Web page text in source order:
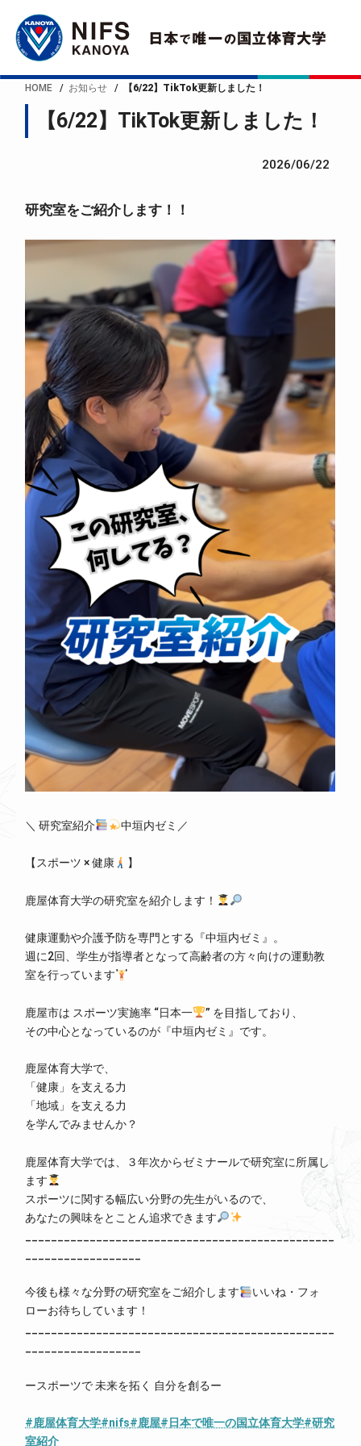
HOME お知らせ 【6/22】TikTok更新しました！
【6/22】TikTok更新しました！
2026/06/22
研究室をご紹介します！！
＼ 研究室紹介 中垣内ゼミ／
【スポーツ × 健康 】
鹿屋体育大学の研究室を紹介します！
健康運動や介護予防を専門とする『中垣内ゼミ』。
週に2回、学生が指導者となって高齢者の方々向けの運動教
室を行っています
鹿屋市は スポーツ実施率 “日本一
” を目指しており、
その中心となっているのが『中垣内ゼミ』です。
鹿屋体育大学で、
「健康」を支える力
「地域」を支える力
を学んでみませんか？
鹿屋体育大学では、３年次からゼミナールで研究室に所属し
ます
スポーツに関する幅広い分野の先生がいるので、
あなたの興味をとことん追求できます
今後も様々な分野の研究室をご紹介します
いいね・フォ
ローお待ちしています！
________________________________________________
__________________
ースポーツで 未来を拓く 自分を創るー
#鹿屋体育大学#nifs#鹿屋#日本で唯一の国立体育大学#研究
室紹介